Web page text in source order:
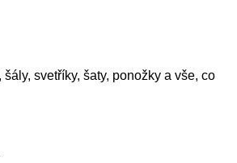
svetříky, šaty, ponožky a vše, co